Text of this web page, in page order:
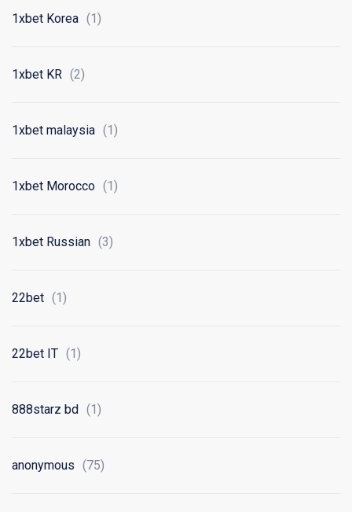
1xbet Korea (1)
1xbet KR (2)
1xbet malaysia (1)
1xbet Morocco (1)
1xbet Russian (3)
22bet (1)
22bet IT (1)
888starz bd (1)
anonymous (75)